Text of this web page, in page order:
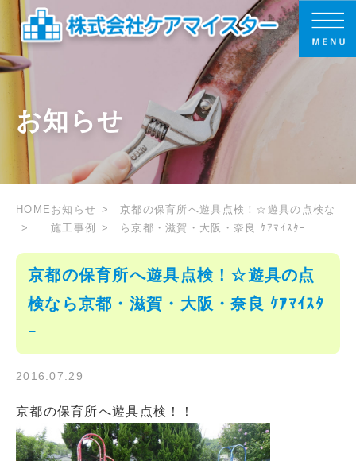
お知らせ
HOME お知らせ
施工事例
京都の保育所へ遊具点検！☆遊具の点検な
ら京都・滋賀・大阪・奈良 ｹｱﾏｲｽﾀｰ
京都の保育所へ遊具点検！☆遊具の点
検なら京都・滋賀・大阪・奈良 ｹｱﾏｲｽﾀ
ｰ
2016.07.29
京都の保育所へ遊具点検！！